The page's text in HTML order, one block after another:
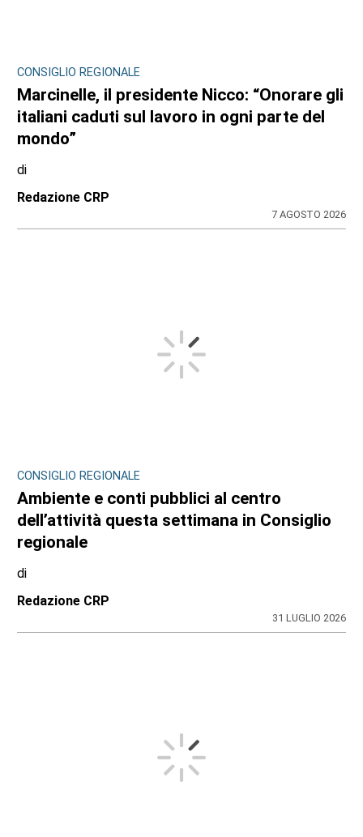
CONSIGLIO REGIONALE
Marcinelle, il presidente Nicco: “Onorare gli
italiani caduti sul lavoro in ogni parte del
mondo”
di
Redazione CRP
7 AGOSTO 2026
CONSIGLIO REGIONALE
Ambiente e conti pubblici al centro
dell’attività questa settimana in Consiglio
regionale
di
Redazione CRP
31 LUGLIO 2026